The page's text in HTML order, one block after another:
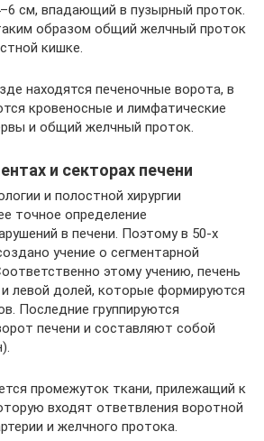
см, впадающий в пузырный проток.
образом общий желчный проток
кишке.
находятся печеночные ворота, в
кровеносные и лимфатические
и общий желчный проток.
и секторах печени
и полостной хирургии
точное определение
в печени. Поэтому в 50-х
учение о сегментарной
этому учению, печень
левой долей, которые формируются
Последние группируются
печени и составляют собой
промежуток ткани, прилежащий к
входят ответвления воротной
и желчного протока.